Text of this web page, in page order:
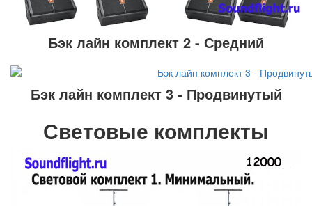
Бэк лайн комплект 2 - Средний
Бэк лайн комплект 3 - Продвинутый
Световые комплекты